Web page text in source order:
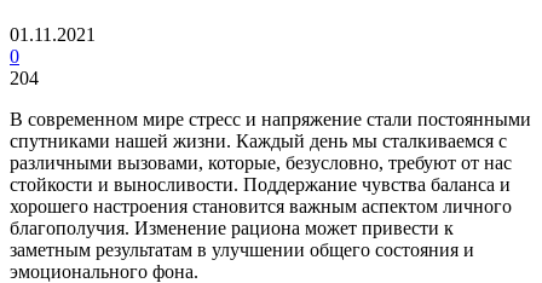
01.11.2021
0
204
В современном мире стресс и напряжение стали постоянными
спутниками нашей жизни. Каждый день мы сталкиваемся с
различными вызовами, которые, безусловно, требуют от нас
стойкости и выносливости. Поддержание чувства баланса и
хорошего настроения становится важным аспектом личного
благополучия. Изменение рациона может привести к
заметным результатам в улучшении общего состояния и
эмоционального фона.